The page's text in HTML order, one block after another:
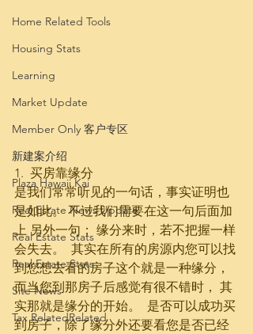
Home Related Tools
Housing Stats
Learning
Market Update
Member Only 客户专区
新建案介绍
Plaza Hawaii Kai
Real Estate News Update
Real Estate Stats
Real Estate Stats
Site News
Tax RelatedRelated
1.  买房靠缘分
是我们常常听见的一句话，事实证明也
是如此。 不过我们需要在这一句后面加
上 另外一句； 缘分来时，若不把握一样
会失去。  其实在所有的房源内您可以找
到您想去看的房子这个就是一种缘分，
而当您到那房子后感觉有很不错时， 其
实那就是缘分的开始。  是否可以成功买
到房子，除了缘分外还要看您是否已经